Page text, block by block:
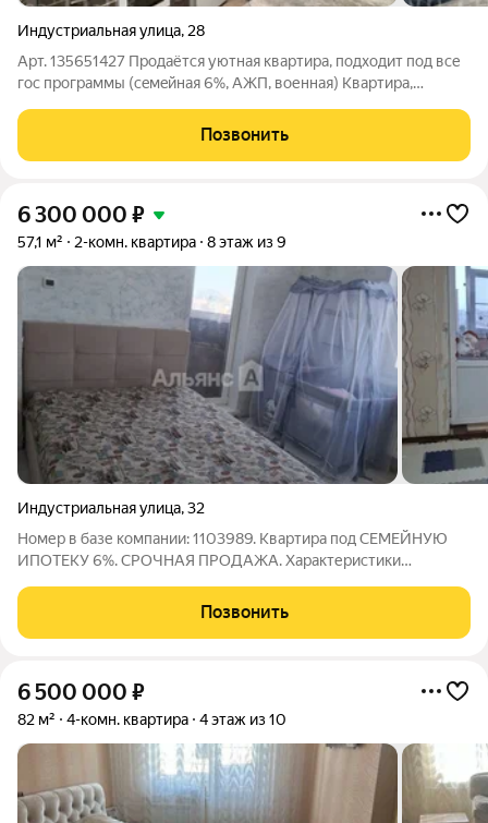
Индустриальная улица, 28
Арт. 135651427 Пpoдаётся уютная квартира, пoдхoдит пoд вcе
гос прoгpaммы (сeмeйнaя 6%, AЖП, вoеннaя) Kвaртирa,
поcтроeннoгo в 2017 году. Квартира оборудована раздельным
санузлом, а также
Позвонить
6 300 000 ₽
57,1 м² 2-комн. квартира 8 этаж из 9
Индустриальная улица,32
Номер в базе компании: 1103989. Квартира под СЕМЕЙНУЮ
ИПОТЕКУ 6%. СРОЧНАЯ ПРОДАЖА. Характеристики
этаже 9 этажного кирпичного дома. Особенностями
планирования квартиры являются большая
Позвонить
6 500 000 ₽
82 м² 4-комн. квартира 4 этаж из 10